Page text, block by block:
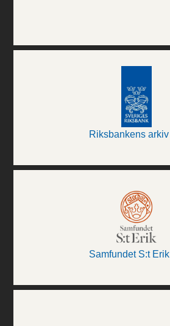
Riksbankens arkiv
Samfundet S:t Erik